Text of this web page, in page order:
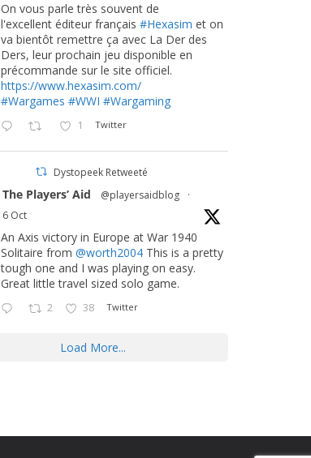
On vous parle très souvent de
l'excellent éditeur français #Hexasim et on
va bientôt remettre ça avec La Der des
Ders, leur prochain jeu disponible en
précommande sur le site officiel.
https://www.hexasim.com/
#Wargames #WWI #Wargaming
1 Twitter
Dystopeek Retweeté
The Players’ Aid @playersaidblog
·
6 Oct
An Axis victory in Europe at War 1940
Solitaire from @worth2004 This is a pretty
tough one and I was playing on easy.
Great little travel sized solo game.
2 38 Twitter
Load More...